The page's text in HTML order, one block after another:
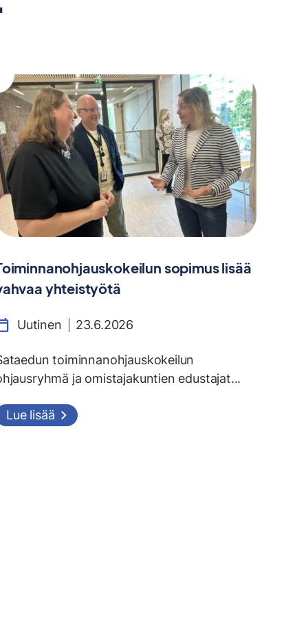
sopimus lisää
yhteistyötä
Uutinen 23.6.2026
toiminnanohjauskokeilun
ja omistajakuntien edustajat...
Lue lisää